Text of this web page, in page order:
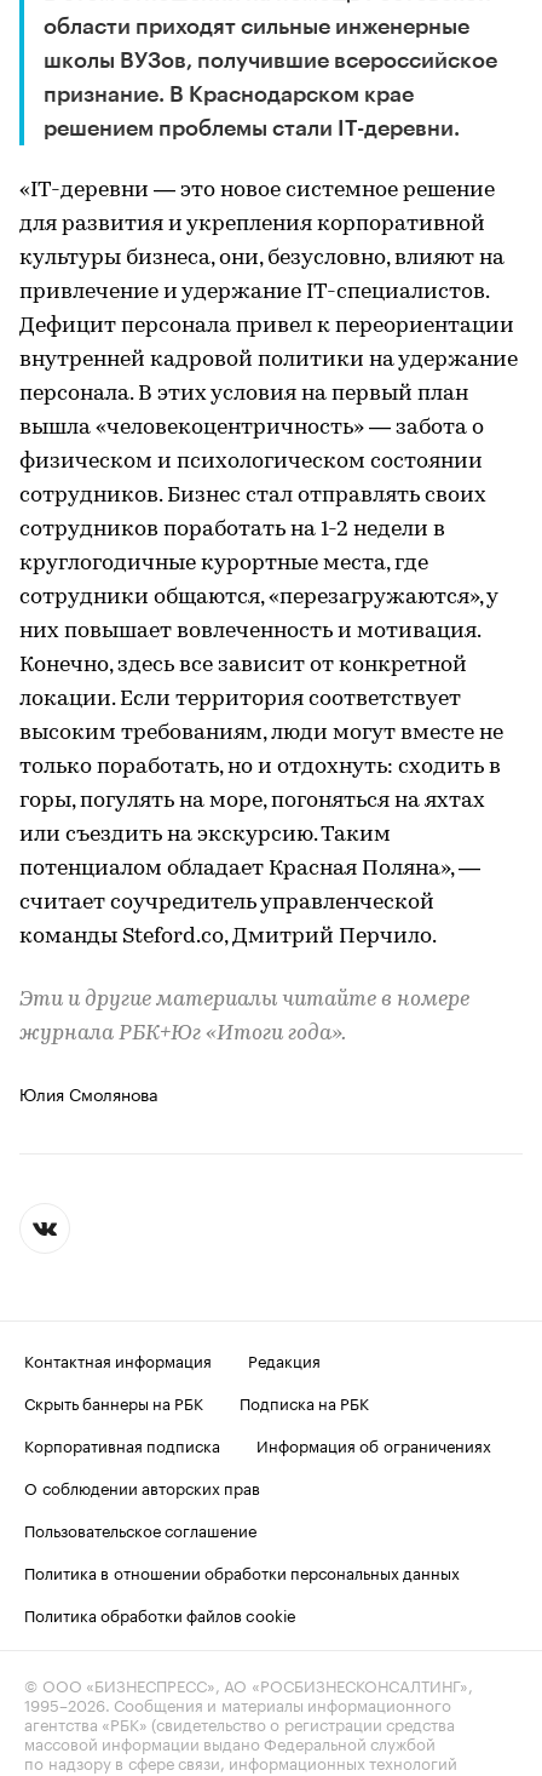
области приходят сильные инженерные
школы ВУЗов, получившие всероссийское
признание. В Краснодарском крае
решением проблемы стали IT-деревни.
«IT-деревни — это новое системное решение
для развития и укрепления корпоративной
культуры бизнеса, они, безусловно, влияют на
привлечение и удержание IT-специалистов.
Дефицит персонала привел к переориентации
внутренней кадровой политики на удержание
персонала. В этих условия на первый план
вышла «человекоцентричность» — забота о
физическом и психологическом состоянии
сотрудников. Бизнес стал отправлять своих
сотрудников поработать на 1-2 недели в
круглогодичные курортные места, где
сотрудники общаются, «перезагружаются», у
них повышает вовлеченность и мотивация.
Конечно, здесь все зависит от конкретной
локации. Если территория соответствует
высоким требованиям, люди могут вместе не
только поработать, но и отдохнуть: сходить в
горы, погулять на море, погоняться на яхтах
или съездить на экскурсию. Таким
потенциалом обладает Красная Поляна», —
считает соучредитель управленческой
команды Steford.co, Дмитрий Перчило.
Эти и другие материалы читайте в номере
журнала РБК+Юг «Итоги года».
Юлия Смолянова
Контактная информация
Редакция
Скрыть баннеры на РБК
Подписка на РБК
Корпоративная подписка
Информация об ограничениях
О соблюдении авторских прав
Пользовательское соглашение
Политика в отношении обработки персональных данных
Политика обработки файлов cookie
© ООО «БИЗНЕСПРЕСС», АО «РОСБИЗНЕСКОНСАЛТИНГ»,
1995–2026 . Сообщения и материалы информационного
агентства «РБК» (свидетельство о регистрации средства
массовой информации выдано Федеральной службой
по надзору в сфере связи, информационных технологий